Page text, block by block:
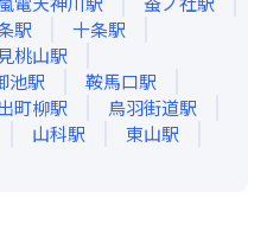
駅 十条駅
桃山駅
池駅 鞍馬口駅
町柳駅 鳥羽街道駅
山科駅 東山駅